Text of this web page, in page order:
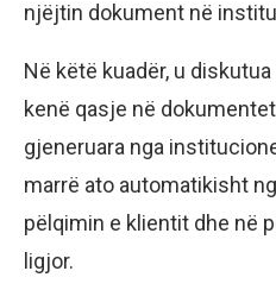
njëjtin dokument në
Në këtë kuadër, u
kenë qasje në
gjeneruara nga
marrë ato automatikisht
pëlqimin e klientit dhe në
ligjor.